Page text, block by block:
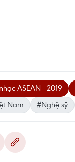
ASEAN - 2019
Nam
#Nghệ sỹ